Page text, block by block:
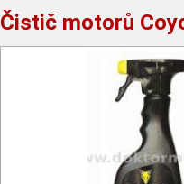
Čistič motorů